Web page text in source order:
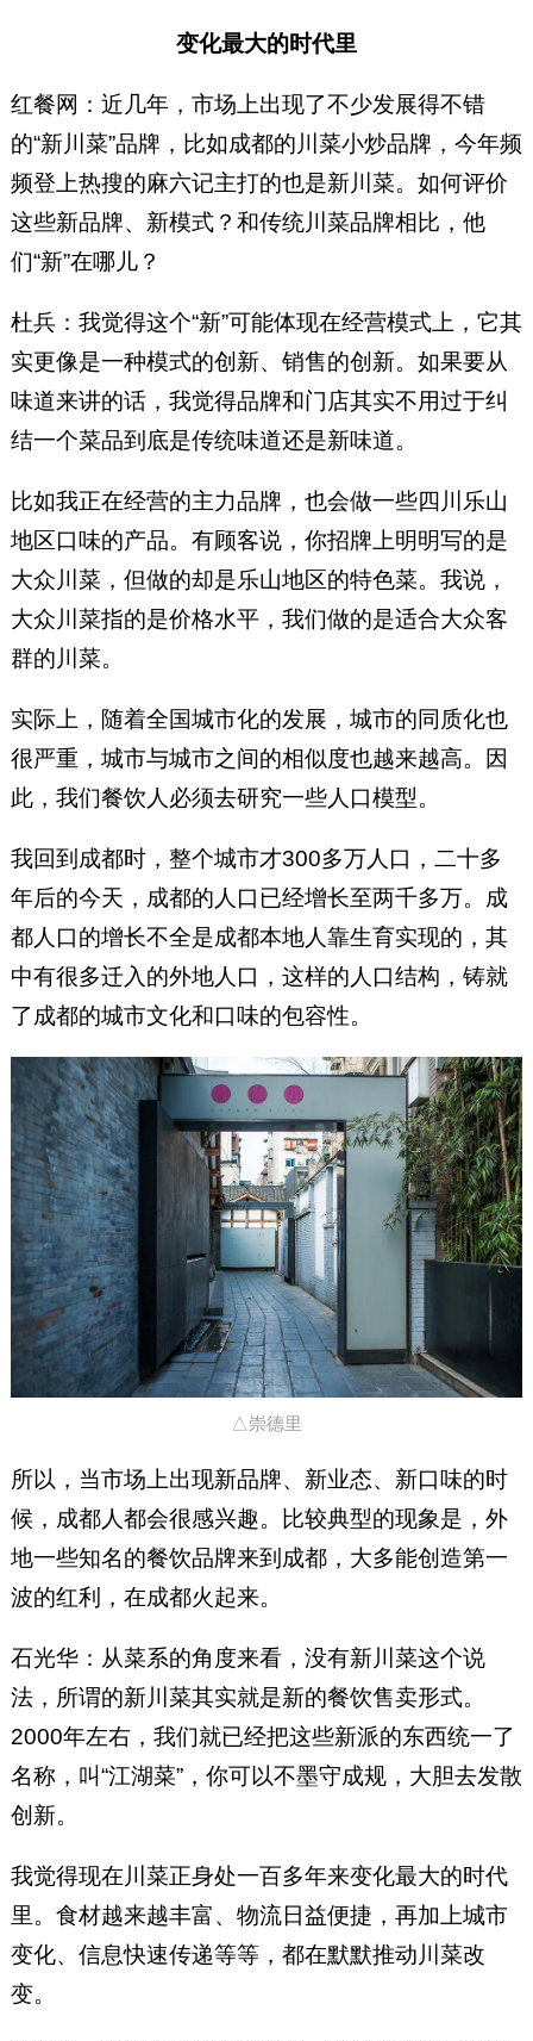
变化最大的时代里
红餐网：近几年，市场上出现了不少发展得不错
的“新川菜”品牌，比如成都的川菜小炒品牌，今年频
频登上热搜的麻六记主打的也是新川菜。如何评价
这些新品牌、新模式？和传统川菜品牌相比，他
们“新”在哪儿？
杜兵：我觉得这个“新”可能体现在经营模式上，它其
实更像是一种模式的创新、销售的创新。如果要从
味道来讲的话，我觉得品牌和门店其实不用过于纠
结一个菜品到底是传统味道还是新味道。
比如我正在经营的主力品牌，也会做一些四川乐山
地区口味的产品。有顾客说，你招牌上明明写的是
大众川菜，但做的却是乐山地区的特色菜。我说，
大众川菜指的是价格水平，我们做的是适合大众客
群的川菜。
实际上，随着全国城市化的发展，城市的同质化也
很严重，城市与城市之间的相似度也越来越高。因
此，我们餐饮人必须去研究一些人口模型。
我回到成都时，整个城市才300多万人口，二十多
年后的今天，成都的人口已经增长至两千多万。成
都人口的增长不全是成都本地人靠生育实现的，其
中有很多迁入的外地人口，这样的人口结构，铸就
了成都的城市文化和口味的包容性。
△崇德里
所以，当市场上出现新品牌、新业态、新口味的时
候，成都人都会很感兴趣。比较典型的现象是，外
地一些知名的餐饮品牌来到成都，大多能创造第一
波的红利，在成都火起来。
石光华：从菜系的角度来看，没有新川菜这个说
法，所谓的新川菜其实就是新的餐饮售卖形式。
2000年左右，我们就已经把这些新派的东西统一了
名称，叫“江湖菜”，你可以不墨守成规，大胆去发散
创新。
我觉得现在川菜正身处一百多年来变化最大的时代
里。食材越来越丰富、物流日益便捷，再加上城市
变化、信息快速传递等等，都在默默推动川菜改
变。